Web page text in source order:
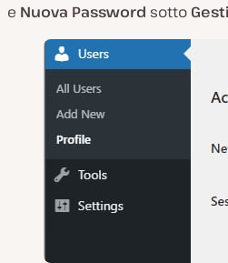
e Nuova Password sotto